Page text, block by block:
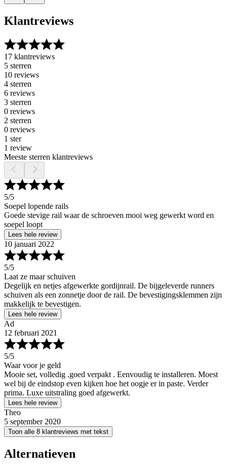
Klantreviews
17 klantreviews
5 sterren
10 reviews
4 sterren
6 reviews
3 sterren
0 reviews
2 sterren
0 reviews
1 ster
1 review
Meeste sterren klantreviews
5/5
Soepel lopende rails
Goede stevige rail waar de schroeven mooi weg gewerkt word en
soepel loopt
Lees hele review
10 januari 2022
5/5
Laat ze maar schuiven
Degelijk en netjes afgewerkte gordijnrail. De bijgeleverde runners
schuiven als een zonnetje door de rail. De bevestigingsklemmen zijn
makkelijk te bevestigen.
Lees hele review
Ad
12 februari 2021
5/5
Waar voor je geld
Mooie set, volledig .goed verpakt . Eenvoudig te installeren. Moest
wel bij de eindstop even kijken hoe het oogje er in paste. Verder
prima. Luxe uitstraling goed afgewerkt.
Lees hele review
Theo
5 september 2020
Toon alle 8 klantreviews met tekst
Alternatieven